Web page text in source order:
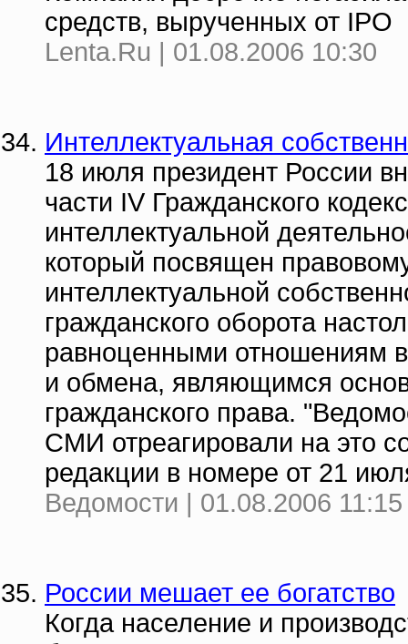
средств, вырученных от IPO
Lenta.Ru | 01.08.2006 10:30
Интеллектуальная
18 июля президент России
части IV Гражданского
интеллектуальной
который посвящен
интеллектуальной
гражданского оборота
равноценными отношениям в
и обмена, являющимся
гражданского права.
СМИ отреагировали на это
редакции в номере от 21
Ведомости | 01.08.2006 11:15
России мешает ее богатство
Когда население и